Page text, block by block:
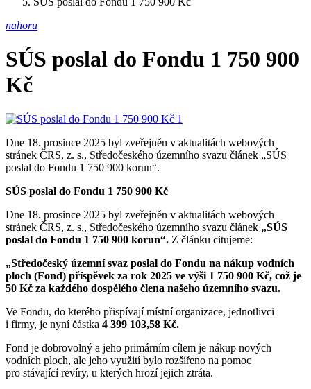
nahoru
SÚS poslal do Fondu 1 750 900
Kč
Dne 18. prosince 2025 byl zveřejněn v aktualitách webových
stránek ČRS, z. s., Středočeského územního svazu článek „SÚS
poslal do Fondu 1 750 900 korun“.
SÚS poslal do Fondu 1 750 900 Kč
Dne 18. prosince 2025 byl zveřejněn v aktualitách webových
stránek ČRS, z. s., Středočeského územního svazu článek „SÚS
poslal do Fondu 1 750 900 korun“. Z článku citujeme:
„Středočeský územní svaz poslal do Fondu na nákup vodních
ploch (Fond) příspěvek za rok 2025 ve výši 1 750 900 Kč, což je
50 Kč za každého dospělého člena našeho územního svazu.
Ve Fondu, do kterého přispívají místní organizace, jednotlivci
i firmy, je nyní částka 4 399 103,58 Kč.
Fond je dobrovolný a jeho primárním cílem je nákup nových
vodních ploch, ale jeho využití bylo rozšířeno na pomoc
pro stávající revíry, u kterých hrozí jejich ztráta.